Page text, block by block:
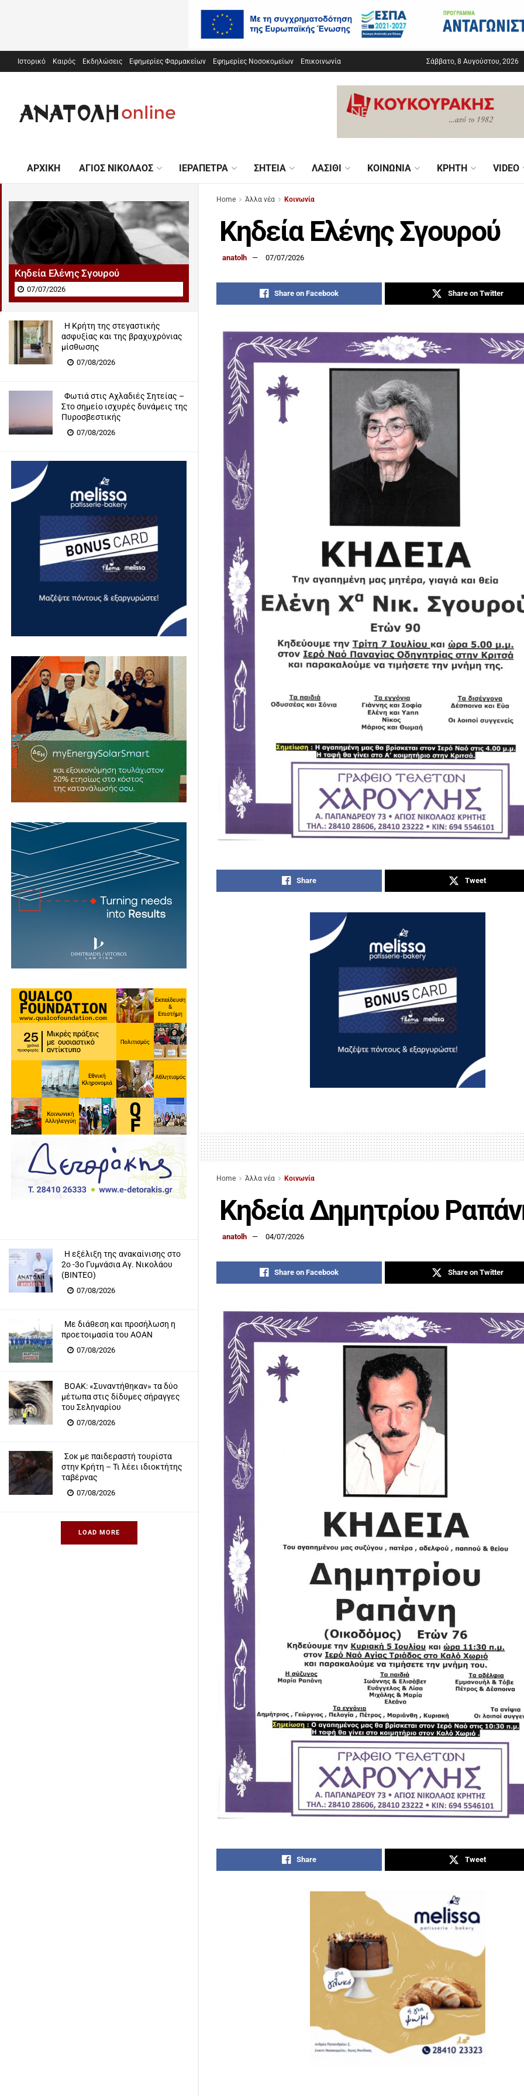
Κηδεία Ελένης Σγουρού
07/07/2026
Η Κρήτη της στεγαστικής
ασφυξίας και της βραχυχρόνιας
μίσθωσης
07/08/2026
Φωτιά στις Αχλαδιές Σητείας –
Στο σημείο ισχυρές δυνάμεις της
Πυροσβεστικής
07/08/2026
Η εξέλιξη της ανακαίνισης στο
2ο -3ο Γυμνάσια Αγ. Νικολάου
(ΒΙΝΤΕΟ)
07/08/2026
Με διάθεση και προσήλωση η
προετοιμασία του ΑΟΑΝ
07/08/2026
ΒΟΑΚ: «Συναντήθηκαν» τα δύο
μέτωπα στις δίδυμες σήραγγες
του Σεληναρίου
07/08/2026
Σοκ με παιδεραστή τουρίστα
στην Κρήτη – Τι λέει ιδιοκτήτης
ταβέρνας
07/08/2026
LOAD MORE
Ιστορικό Καιρός Εκδηλώσεις Εφημερίες Φαρμακείων Εφημερίες Νοσοκομείων Επικοινωνία Σάββατο, 8 Αυγούστου, 2026
ΑΡΧΙΚΉ ΆΓΙΟΣ ΝΙΚΌΛΑΟΣ ΙΕΡΆΠΕΤΡΑ ΣΗΤΕΊΑ ΛΑΣΊΘΙ ΚΟΙΝΩΝΊΑ ΚΡΉΤΗ VIDEO
Home Άλλα νέα Κοινωνία
Κηδεία Ελένης Σγουρού
anatolh 07/07/2026
Share on Facebook Share on Twitter
Share Tweet
Home Άλλα νέα Κοινωνία
Κηδεία Δημητρίου
anatolh 04/07/2026
Share on Facebook Share on Twitter
Share Tweet